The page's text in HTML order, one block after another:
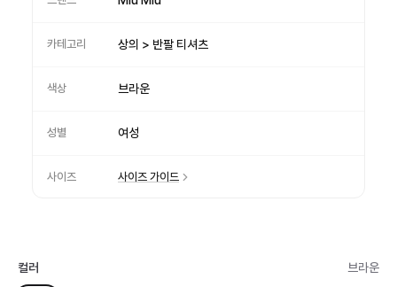
카테고리 상의 > 반팔 티셔츠
색상 브라운
성별 여성
사이즈 사이즈 가이드
컬러 브라운